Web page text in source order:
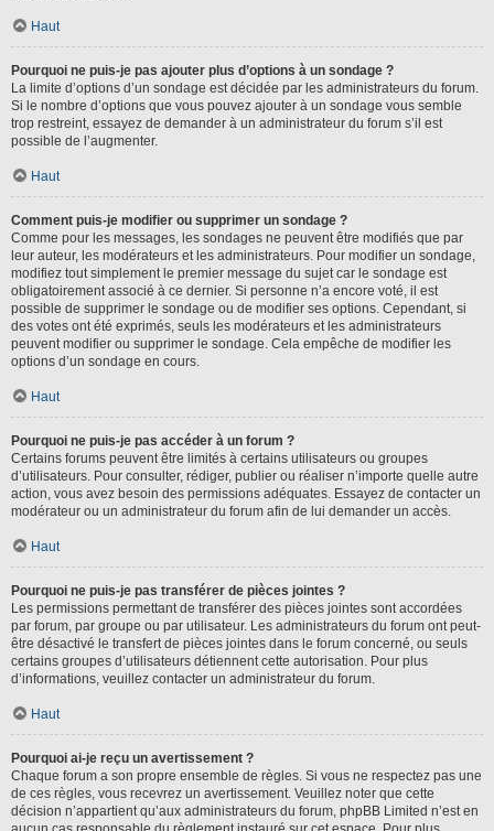
Haut
Pourquoi ne puis-je pas ajouter plus d’options à un sondage ?
La limite d’options d’un sondage est décidée par les administrateurs du forum.
Si le nombre d’options que vous pouvez ajouter à un sondage vous semble
trop restreint, essayez de demander à un administrateur du forum s’il est
possible de l’augmenter.
Haut
Comment puis-je modifier ou supprimer un sondage ?
Comme pour les messages, les sondages ne peuvent être modifiés que par
leur auteur, les modérateurs et les administrateurs. Pour modifier un sondage,
modifiez tout simplement le premier message du sujet car le sondage est
obligatoirement associé à ce dernier. Si personne n’a encore voté, il est
possible de supprimer le sondage ou de modifier ses options. Cependant, si
des votes ont été exprimés, seuls les modérateurs et les administrateurs
peuvent modifier ou supprimer le sondage. Cela empêche de modifier les
options d’un sondage en cours.
Haut
Pourquoi ne puis-je pas accéder à un forum ?
Certains forums peuvent être limités à certains utilisateurs ou groupes
d’utilisateurs. Pour consulter, rédiger, publier ou réaliser n’importe quelle autre
action, vous avez besoin des permissions adéquates. Essayez de contacter un
modérateur ou un administrateur du forum afin de lui demander un accès.
Haut
Pourquoi ne puis-je pas transférer de pièces jointes ?
Les permissions permettant de transférer des pièces jointes sont accordées
par forum, par groupe ou par utilisateur. Les administrateurs du forum ont peut-
être désactivé le transfert de pièces jointes dans le forum concerné, ou seuls
certains groupes d’utilisateurs détiennent cette autorisation. Pour plus
d’informations, veuillez contacter un administrateur du forum.
Haut
Pourquoi ai-je reçu un avertissement ?
Chaque forum a son propre ensemble de règles. Si vous ne respectez pas une
de ces règles, vous recevrez un avertissement. Veuillez noter que cette
décision n’appartient qu’aux administrateurs du forum, phpBB Limited n’est en